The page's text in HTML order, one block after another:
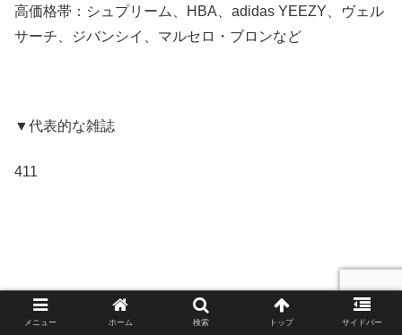
高価格帯：シュプリーム、HBA、adidas YEEZY、ヴェル
サーチ、ジバンシイ、マルセロ・ブロンなど
▼代表的な雑誌
411
メニュー ホーム 検索 トップ サイドバー